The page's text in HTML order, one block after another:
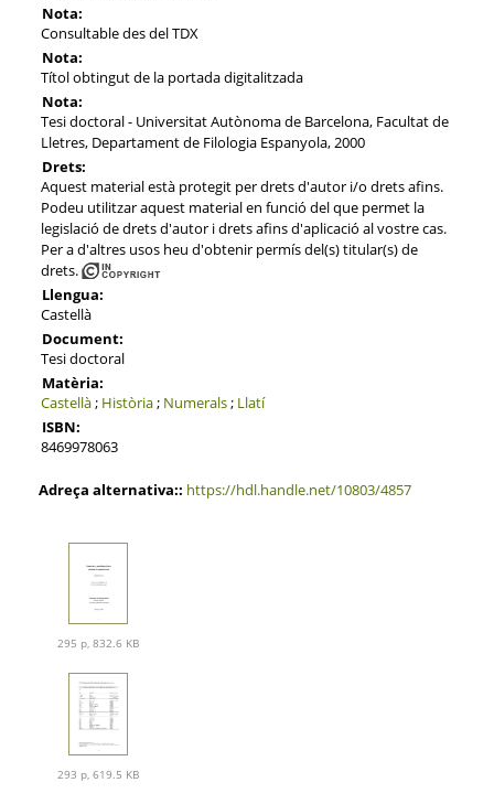
Nota:
Consultable des del TDX
Nota:
Títol obtingut de la portada digitalitzada
Nota:
Tesi doctoral - Universitat Autònoma de Barcelona, Facultat de
Lletres, Departament de Filologia Espanyola, 2000
Drets:
Aquest material està protegit per drets d'autor i/o drets afins.
Podeu utilitzar aquest material en funció del que permet la
legislació de drets d'autor i drets afins d'aplicació al vostre cas.
Per a d'altres usos heu d'obtenir permís del(s) titular(s) de
drets.
Llengua:
Castellà
Document:
Tesi doctoral
Matèria:
Castellà; Història; Numerals; Llatí
ISBN:
8469978063
Adreça alternativa:: https://hdl.handle.net/10803/4857
295 p, 832.6 KB
293 p, 619.5 KB